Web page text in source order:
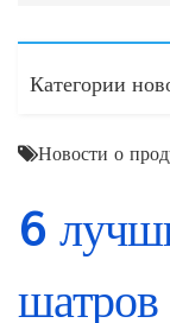
Категории
Новости о
6